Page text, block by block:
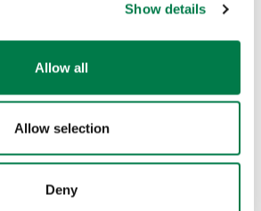
Show details
Allow all
Allow selection
Deny